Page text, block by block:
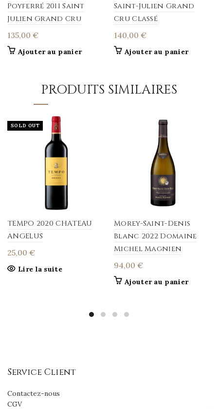
Poyferré 2011 Saint
Julien Grand Cru
135,00 €
Ajouter au panier
Saint-Julien Grand
Cru Classé
140,00 €
Ajouter au panier
PRODUITS SIMILAIRES
SOLD OUT
TEMPO 2020 CHATEAU
ANGELUS
25,00 €
Lire la suite
Morey-Saint-Denis
Blanc 2022 Domaine
Michel Magnien
94,00 €
Ajouter au panier
Service Client
Contactez-nous
CGV